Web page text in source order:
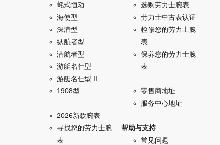
蚝式恒动
海使型
深潜型
纵航者型
潜航者型
游艇名仕型
游艇名仕型 II
1908型
2026新款腕表
寻找您的劳力士腕
表
选购劳力士腕表
劳力士中古表认证
检修您的劳力士腕
表
保养您的劳力士腕
表
零售商地址
服务中心地址
帮助与支持
常见问题